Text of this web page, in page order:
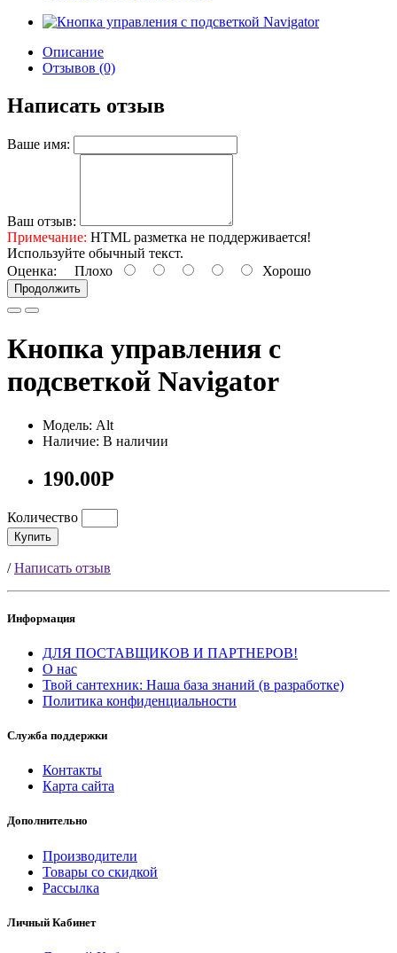
Описание
Отзывов (0)
Написать отзыв
Ваше имя:
Ваш отзыв:
Примечание: HTML разметка не поддерживается!
Используйте обычный текст.
Оценка: Плохо Хорошо
Продолжить
Кнопка управления с
подсветкой Navigator
Модель: Alt
Наличие: В наличии
190.00Р
Количество
Купить
/Написать отзыв
Информация
ДЛЯ ПОСТАВЩИКОВ И ПАРТНЕРОВ!
О нас
Твой сантехник: Наша база знаний (в разработке)
Политика конфиденциальности
Служба поддержки
Контакты
Карта сайта
Дополнительно
Производители
Товары со скидкой
Рассылка
Личный Кабинет